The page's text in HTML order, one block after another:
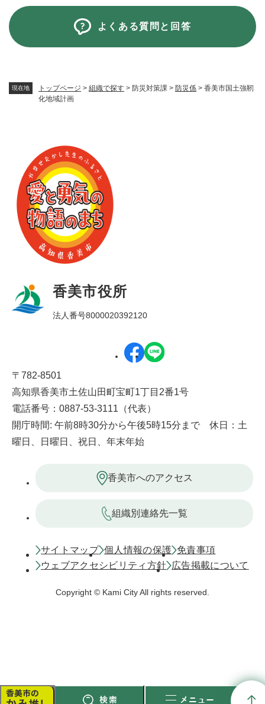
現在地 トップページ > 組織で探す > 防災対策課 > 防災係 > 香美市国土強靭
化地域計画
よくある質問と回答
香美市役所
法人番号8000020392120
〒782-8501
高知県香美市土佐山田町宝町1丁目2番1号
電話番号：0887-53-3111（代表）
開庁時間: 午前8時30分から午後5時15分まで 休日：土
曜日、日曜日、祝日、年末年始
香美市へのアクセス
組織別連絡先一覧
サイトマップ 個人情報の保護 免責事項
ウェブアクセシビリティ方針
広告掲載について
Copyright © Kami City All rights reserved.